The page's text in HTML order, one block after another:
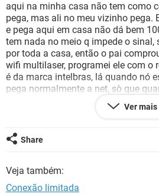
INSTAGRAM
GUIA DE COMPRAS
OUTLOOK
INSTAGRAM GMAIL
GUIA DE COMPRAS
aqui na minha casa não tem como
pega, mas ali no meu vizinho pega.
e pega aqui em casa não dá bem
tem nada no meio q impede o sinal,
por toda a casa, então o pai
wifi multilaser, programei ele com o
é da marca intelbras, lá quando nó
pega normalmente a net, sò que
só pega limitado o repetidor, não
deveria fazer? por favor me ajudem
Ver mais
Share
Veja também:
Conexão limitada